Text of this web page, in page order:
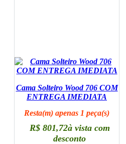
Cama Solteiro Wood 706 COM
ENTREGA IMEDIATA
Resta(m) apenas 1 peça(s)
R$ 801,72à vista com
desconto